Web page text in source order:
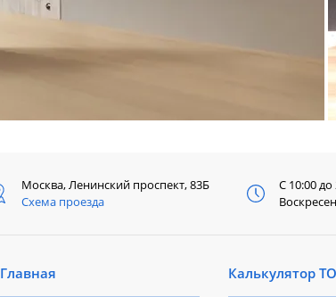
Москва, Ленинский проспект, 83Б
Схема проезда
С 10:00 до
Главная Калькулятор ТО